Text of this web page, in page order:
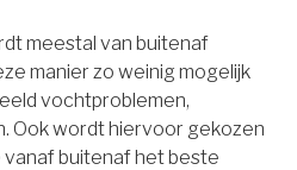
meestal van buitenaf
manier zo weinig mogelijk
vochtproblemen,
Ook wordt hiervoor gekozen
buitenaf het beste